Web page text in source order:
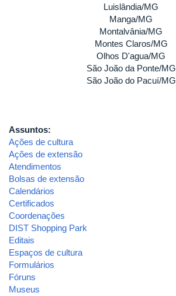
Luislândia/MG
Manga/MG
Montalvânia/MG
Montes Claros/MG
Olhos D'agua/MG
São João da Ponte/MG
São João do Pacuí/MG
Assuntos:
Ações de cultura
Ações de extensão
Atendimentos
Bolsas de extensão
Calendários
Certificados
Coordenações
DIST Shopping Park
Editais
Espaços de cultura
Formulários
Fóruns
Museus